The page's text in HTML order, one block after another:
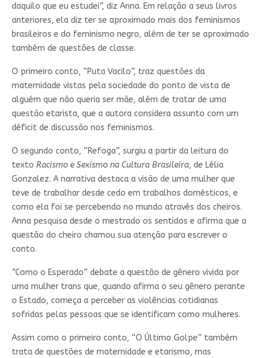
daquilo que eu estudei”, diz Anna. Em relação a seus livros
anteriores, ela diz ter se aproximado mais dos feminismos
brasileiros e do feminismo negro, além de ter se aproximado
também de questões de classe.
O primeiro conto, “Puta Vacilo”, traz questões da
maternidade vistas pela sociedade do ponto de vista de
alguém que não queria ser mãe, além de tratar de uma
questão etarista, que a autora considera assunto com um
déficit de discussão nos feminismos.
O segundo conto, “Refoga”, surgiu a partir da leitura do
texto Racismo e Sexismo na Cultura Brasileira, de Lélia
Gonzalez. A narrativa destaca a visão de uma mulher que
teve de trabalhar desde cedo em trabalhos domésticos, e
como ela foi se percebendo no mundo através dos cheiros.
Anna pesquisa desde o mestrado os sentidos e afirma que a
questão do cheiro chamou sua atenção para escrever o
conto.
“Como o Esperado” debate a questão de gênero vivida por
uma mulher trans que, quando afirma o seu gênero perante
o Estado, começa a perceber as violências cotidianas
sofridas pelas pessoas que se identificam como mulheres.
Assim como o primeiro conto, “O Último Golpe” também
trata de questões de maternidade e etarismo, mas